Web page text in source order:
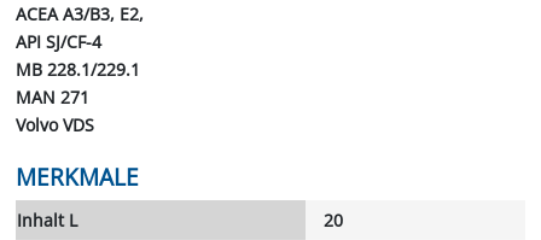
ACEA A3/B3, E2,
API SJ/CF-4
MB 228.1/229.1
MAN 271
Volvo VDS
MERKMALE
Inhalt L 20